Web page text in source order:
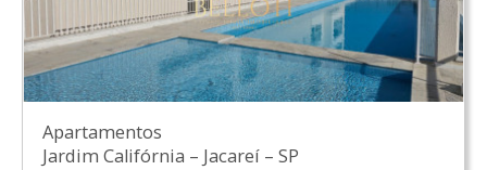
Apartamentos
Jardim Califórnia – Jacareí – SP